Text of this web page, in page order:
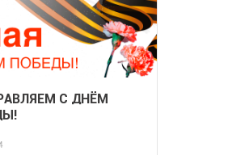
С ДНЁМ